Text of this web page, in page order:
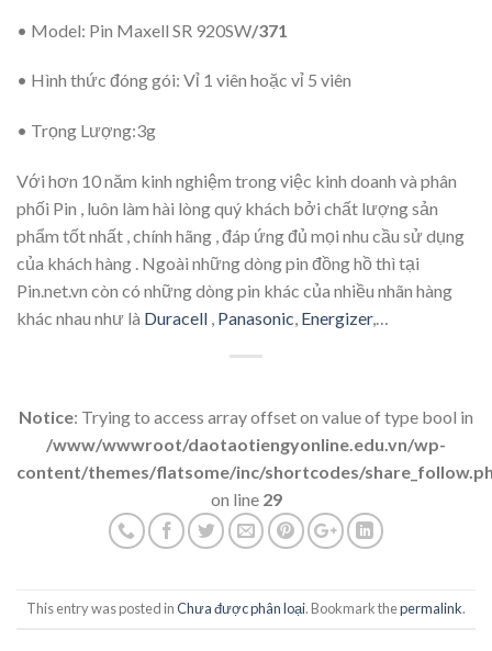
• Model: Pin Maxell SR 920SW/371
• Hình thức đóng gói: Vỉ 1 viên hoặc vỉ 5 viên
• Trọng Lượng:3g
Với hơn 10 năm kinh nghiệm trong việc kinh doanh và phân
phối Pin , luôn làm hài lòng quý khách bởi chất lượng sản
phẩm tốt nhất , chính hãng , đáp ứng đủ mọi nhu cầu sử dụng
của khách hàng . Ngoài những dòng pin đồng hồ thì tại
Pin.net.vn còn có những dòng pin khác của nhiều nhãn hàng
khác nhau như là Duracell , Panasonic, Energizer,…
Notice: Trying to access array offset on value of type bool in
/www/wwwroot/daotaotiengyonline.edu.vn/wp-
content/themes/flatsome/inc/shortcodes/
on line 29
This entry was posted inChưa được phân loại. Bookmark thepermalink.